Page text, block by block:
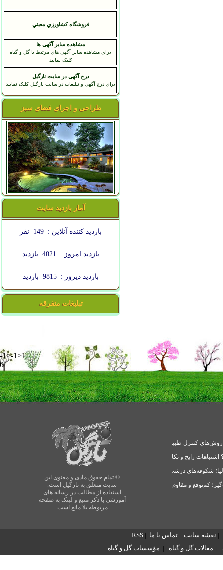
فروشگاه کشاورزي معيني
مشاهده سایر آگهی ها
برای مشاهده سایر آگهی های مرتبط با گل و گیاه
کلیک نمایید
درج آگهی در سایت نارگیل
برای درج آگهی و تبلیغات در سایت نارگیل کلیک نمایید
طراحی و اجرای فضای سبز
آمار بازدید سایت
بازدید کننده آنلاین : 149 نفر
بازدید امروز : 4021 بازدید
بازدید دیروز : 9815 بازدید
تبلیغات متفرقه
-1>-1>1
0
© تمام حقوق مادی و معنوی این
سایت متعلق به نارگیل است.
استفاده از مطالب در رسانه های
آموزشی با ذکر منبع و لینک به صفحه
مربوطه بلا مانع است
رایج و نکات طلایی
شکوفه‌های درشت در بهار
| نقشه سایت | تماس با ما |
RSS
| مقالات گل و گیاه | مؤسسات گل و گیاه